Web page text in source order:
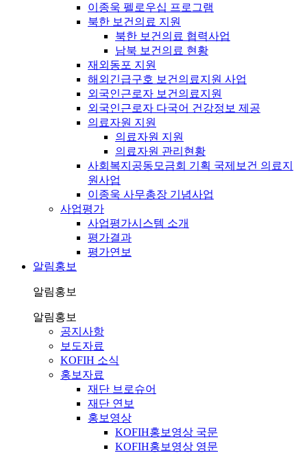
이종욱 펠로우십 프로그램
북한 보건의료 지원
북한 보건의료 협력사업
남북 보건의료 현황
재외동포 지원
해외긴급구호 보건의료지원 사업
외국인근로자 보건의료지원
외국인근로자 다국어 건강정보 제공
의료자원 지원
의료자원 지원
의료자원 관리현황
사회복지공동모금회 기획 국제보건 의료지
원사업
이종욱 사무총장 기념사업
사업평가
사업평가시스템 소개
평가결과
평가연보
알림홍보
알림홍보
알림홍보
공지사항
보도자료
KOFIH 소식
홍보자료
재단 브로슈어
재단 연보
홍보영상
KOFIH홍보영상 국문
KOFIH홍보영상 영문